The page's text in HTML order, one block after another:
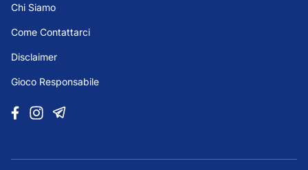
Chi Siamo
Come Contattarci
Disclaimer
Gioco Responsabile